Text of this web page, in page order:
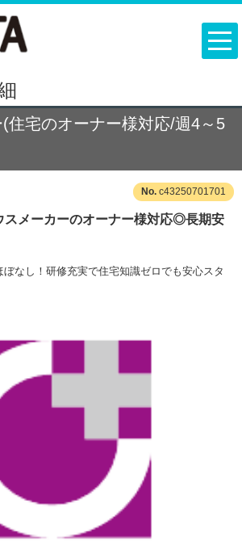
住宅のオーナー様対応/週4～5
c43250701701
スメーカーのオーナー様対応◎長期安
ぼなし！研修充実で住宅知識ゼロでも安心スタ